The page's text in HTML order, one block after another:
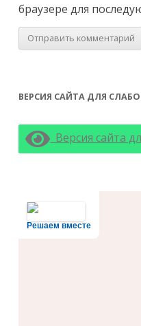
браузере для
ВЕРСИЯ САЙТА ДЛЯ
Версия сайта
Решаем вместе